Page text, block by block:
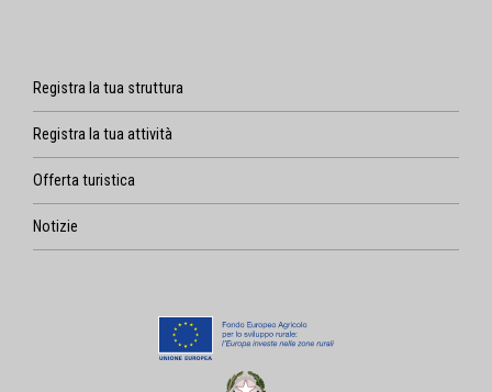
Registra la tua struttura
Registra la tua attività
Offerta turistica
Notizie